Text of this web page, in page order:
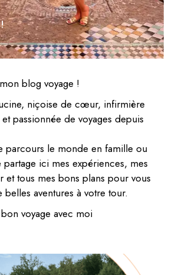
blog voyage !
niçoise de cœur, infirmière
passionnée de voyages depuis
parcours le monde en famille ou
partage ici mes expériences, mes
tous mes bons plans pour vous
belles aventures à votre tour.
voyage avec moi